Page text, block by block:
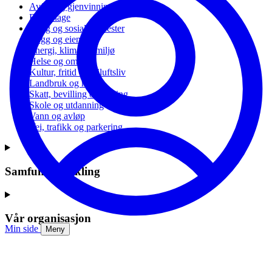
Min side Meny
Avfall og gjenvinning
Barnehage
Bolig og sosiale tjenester
Bygg og eiendom
Energi, klima og miljø
Helse og omsorg
Kultur, fritid og friluftsliv
Landbruk og natur
Skatt, bevilling og næring
Skole og utdanning
Vann og avløp
Vei, trafikk og parkering
Samfunnsutvikling
Vår organisasjon